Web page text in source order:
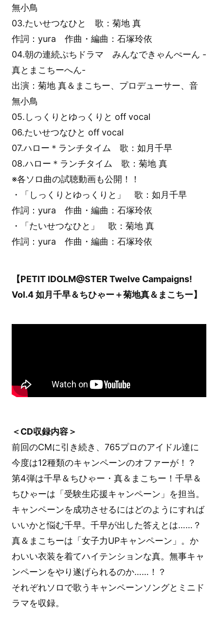
無小鳥
03.たいせつなひと 歌：菊地 真
作詞：yura 作曲・編曲：石塚玲依
04.朝の連続ぷちドラマ みんなできゃんぺーん -
真とまこちーへん-
出演：菊地 真＆まこちー、プロデューサー、音
無小鳥
05.しっくりとゆっくりと off vocal
06.たいせつなひと off vocal
07.ハロー＊ランチタイム 歌：如月千早
08.ハロー＊ランチタイム 歌：菊地 真
※各ソロ曲の試聴動画も公開！！
・「しっくりとゆっくりと」 歌：如月千早
作詞：yura 作曲・編曲：石塚玲依
・「たいせつなひと」 歌：菊地 真
作詞：yura 作曲・編曲：石塚玲依
【PETIT IDOLM@STER Twelve Campaigns!
Vol.4 如月千早＆ちひゃー＋菊地真＆まこちー】
＜CD収録内容＞
前回のCMに引き続き、765プロのアイドル達に
今度は12種類のキャンペーンのオファーが！？
第4弾は千早＆ちひゃー・真＆まこちー！千早＆
ちひゃーは「受験生応援キャンペーン」を担当。
キャンペーンを成功させるにはどのようにすれば
いいかと悩む千早。千早が出した答えとは……？
真＆まこちーは「女子力UPキャンペーン」。か
わいい衣装を着てハイテンションな真。無事キャ
ンペーンをやり遂げられるのか……！？
それぞれソロで歌うキャンペーンソングとミニド
ラマを収録。